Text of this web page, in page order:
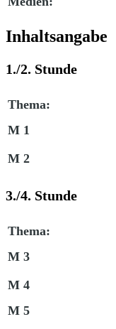
Inhaltsangabe
1./2. Stunde
Thema:
M 1
M 2
3./4. Stunde
Thema:
M 3
M 4
M 5